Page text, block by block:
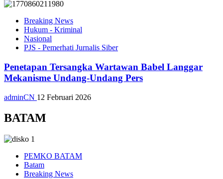
Breaking News
Hukum - Kriminal
Nasional
PJS - Pemerhati Jurnalis Siber
Penetapan Tersangka Wartawan Babel Langgar
Mekanisme Undang-Undang Pers
adminCN 12 Februari 2026
BATAM
PEMKO BATAM
Batam
Breaking News